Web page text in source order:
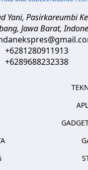
Yani, Pasirkareumbi
Jawa Barat,
+6281280911913
+6289688232338